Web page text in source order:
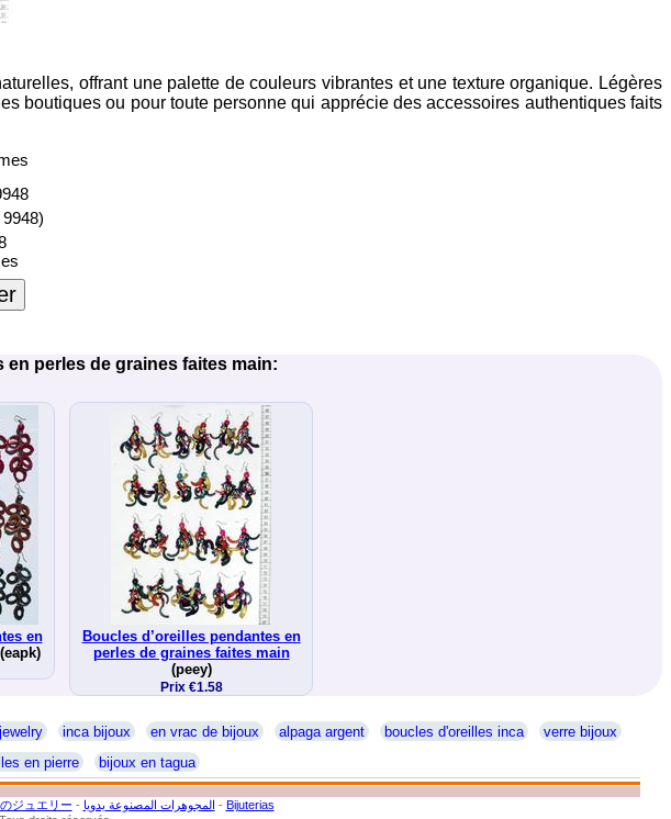
offrant une palette de couleurs vibrantes et une texture organique. Légères
boutiques ou pour toute personne qui apprécie des accessoires authentiques faits
perles de graines faites main:
en
(eapk)
Boucles d’oreilles pendantes en
perles de graines faites main
(peey)
Prix €1.58
inca bijoux en vrac de bijoux alpaga argent boucles d'oreilles inca
verre bijoux
en pierre bijoux en tagua
ジュエリー - المجوهرات المصنوعة يدويا - Bijuterias